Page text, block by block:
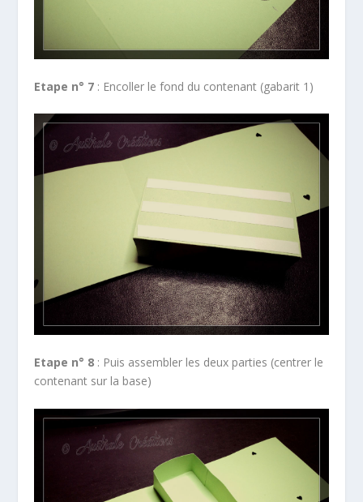
Etape n° 7 : Encoller le fond du contenant (gabarit 1)
Etape n° 8 : Puis assembler les deux parties (centrer le
contenant sur la base)